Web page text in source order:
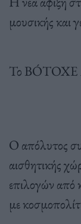
μουσικής και
Το BÓTOXE
Ο απόλυτος
αισθητικής
επιλογών από
με